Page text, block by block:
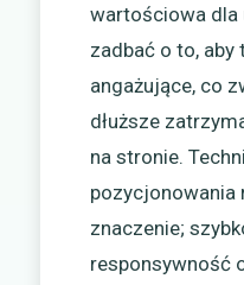
wartościowa dla
zadbać o to, aby
angażujące, co
dłuższe
na stronie.
pozycjonowania
znaczenie;
responsywność